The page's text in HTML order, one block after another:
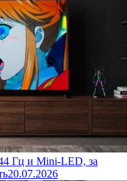
Гц и Mini-LED, за
20.07.2026